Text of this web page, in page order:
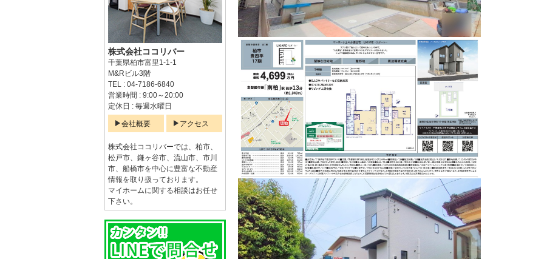
株式会社ココリバー
千葉県柏市富里1-1-1
M&Rビル3階
TEL : 04-7186-6840
営業時間 : 9:00～20:00
定休日 : 毎週水曜日
会社概要 アクセス
株式会社ココリバーでは、柏市、
松戸市、鎌ヶ谷市、流山市、市川
市、船橋市を中心に豊富な不動産
情報を取り扱っております。
マイホームに関する相談はお任せ
下さい。